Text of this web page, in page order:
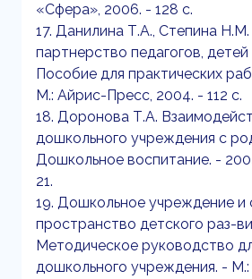
«Сфера», 2006. - 128 с.
17. Данилина Т.А., Степина
партнерство педагогов,
Пособие для практических
М.: Айрис-Пресс, 2004. - 112 с.
18. Доронова Т.А.
дошкольного учреждения с
Дошкольное воспитание. -
21.
19. Дошкольное учреждение и
пространство детского раз-
Методическое руководство
дошкольного учреждения. -